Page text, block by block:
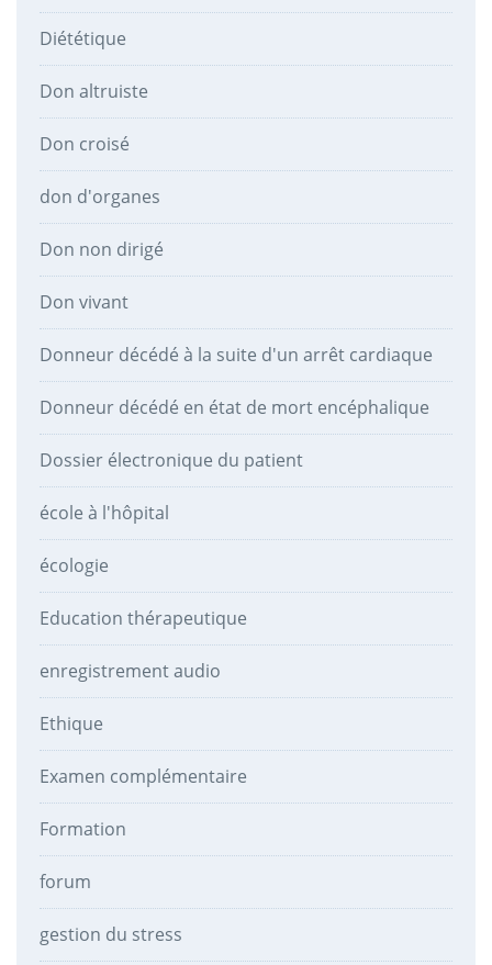
Diététique
Don altruiste
Don croisé
don d'organes
Don non dirigé
Don vivant
Donneur décédé à la suite d'un arrêt cardiaque
Donneur décédé en état de mort encéphalique
Dossier électronique du patient
école à l'hôpital
écologie
Education thérapeutique
enregistrement audio
Ethique
Examen complémentaire
Formation
forum
gestion du stress